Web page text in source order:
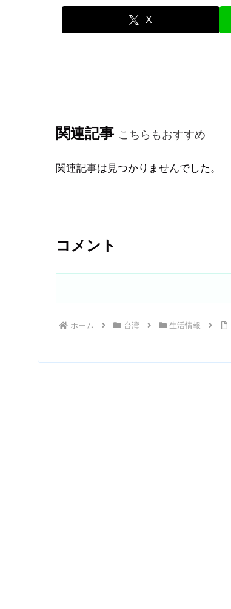
X
関連記事 こちらもおすすめ
関連記事は見つかりませんでした。
コメント
ホーム 台湾 生活情報